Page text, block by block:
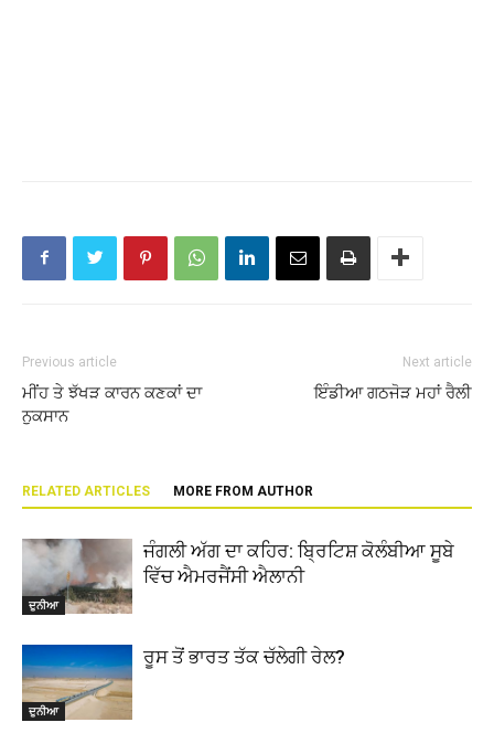
Previous article
ਮੀਂਹ ਤੇ ਝੱਖੜ ਕਾਰਨ ਕਣਕਾਂ ਦਾ
ਨੁਕਸਾਨ
Next article
ਇੰਡੀਆ ਗਠਜੋੜ ਮਹਾਂ ਰੈਲੀ
RELATED ARTICLES MORE FROM AUTHOR
ਦੁਨੀਆ
ਜੰਗਲੀ ਅੱਗ ਦਾ ਕਹਿਰ: ਬ੍ਰਿਟਿਸ਼ ਕੋਲੰਬੀਆ ਸੂਬੇ
ਵਿੱਚ ਐਮਰਜੈਂਸੀ ਐਲਾਨੀ
ਦੁਨੀਆ
ਰੂਸ ਤੋਂ ਭਾਰਤ ਤੱਕ ਚੱਲੇਗੀ ਰੇਲ?